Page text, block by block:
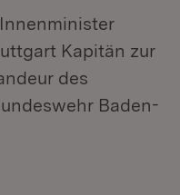
Kapitän zur
des
Baden-